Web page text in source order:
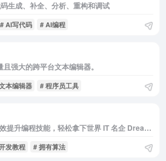
生成、补全、分析、重构和调试
# AI写代码 # AI编程
强大的跨平台文本编辑器。
本编辑器 # 程序员工具
力扣 (LeetCode)是高效提升编程技能，轻松拿下世界 IT 名企 Dream Offer
发教程 # 拥有算法